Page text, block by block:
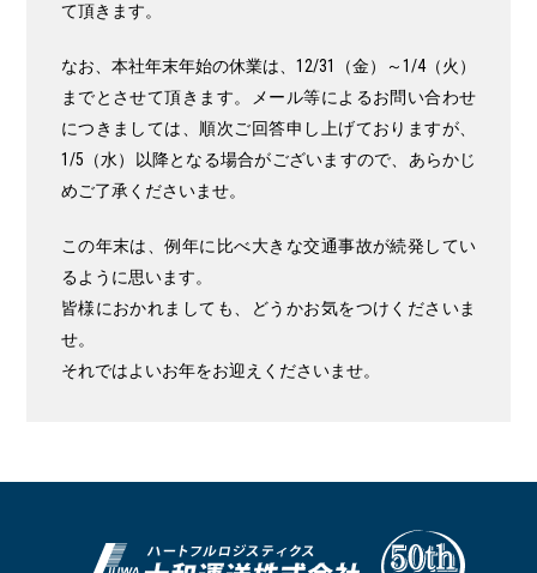
て頂きます。
なお、本社年末年始の休業は、12/31（金）～1/4（火）
までとさせて頂きます。メール等によるお問い合わせ
につきましては、順次ご回答申し上げておりますが、
1/5（水）以降となる場合がございますので、あらかじ
めご了承くださいませ。
この年末は、例年に比べ大きな交通事故が続発してい
るように思います。
皆様におかれましても、どうかお気をつけくださいま
せ。
それではよいお年をお迎えくださいませ。